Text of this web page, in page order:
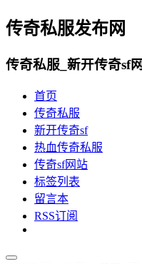
传奇私服发布网
传奇私服_新开传奇sf
首页
传奇私服
新开传奇sf
热血传奇私服
传奇sf网站
标签列表
留言本
RSS订阅